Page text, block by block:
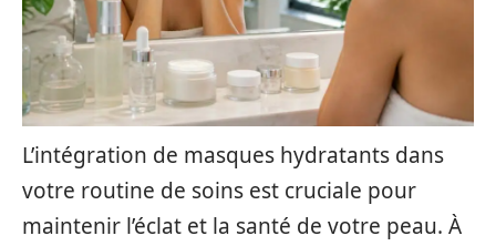
L’intégration de masques hydratants dans
votre routine de soins est cruciale pour
maintenir l’éclat et la santé de votre peau. À